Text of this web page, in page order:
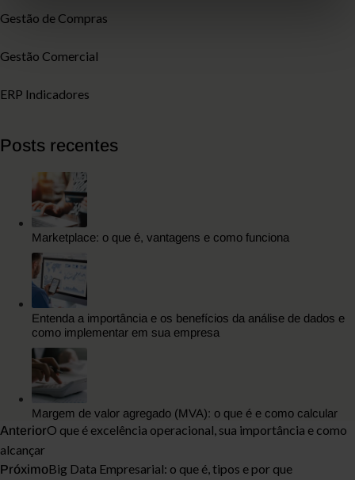
Gestão de Compras
Gestão Comercial
ERP Indicadores
Posts recentes
Marketplace: o que é, vantagens e como funciona
Entenda a importância e os benefícios da análise de dados e
como implementar em sua empresa
Margem de valor agregado (MVA): o que é e como calcular
AnteriorO que é excelência operacional, sua importância e como
alcançar
PróximoBig Data Empresarial: o que é, tipos e por que